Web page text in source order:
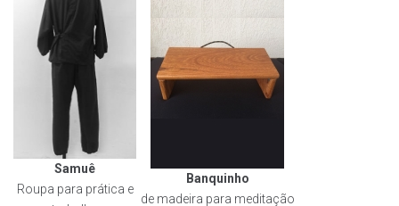
Samuê
Roupa para prática e
Banquinho
de madeira para meditação